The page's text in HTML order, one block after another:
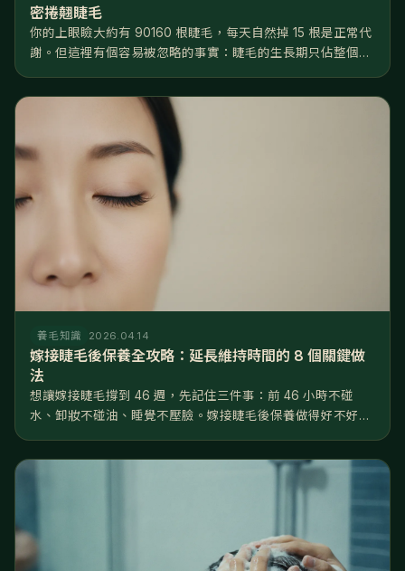
密捲翹睫毛
你的上眼瞼大約有 90160 根睫毛，每天自然掉 15 根是正常代
謝。但這裡有個容易被忽略的事實：睫毛的生長期只佔整個週
「能長的時間窗口」非常有限，一旦掉了，要等好幾個月才長
養毛知識 2026.04.14
嫁接睫毛後保養全攻略：延長維持時間的 8 個關鍵做
法
想讓嫁接睫毛撐到 46 週，先記住三件事：前 46 小時不碰
水、卸妝不碰油、睡覺不壓臉。嫁接睫毛後保養做得好不好，